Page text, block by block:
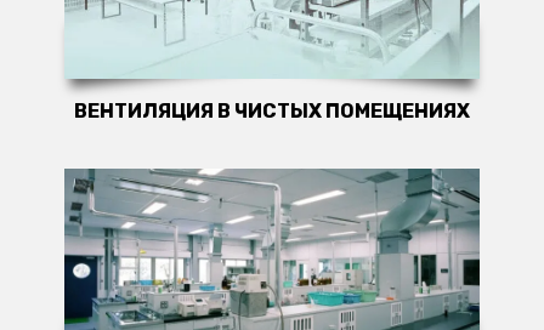
ВЕНТИЛЯЦИЯ В ЧИСТЫХ ПОМЕЩЕНИЯХ